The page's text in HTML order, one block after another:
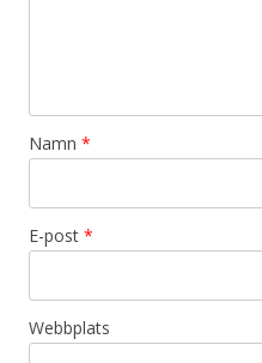
Namn *
E-post *
Webbplats